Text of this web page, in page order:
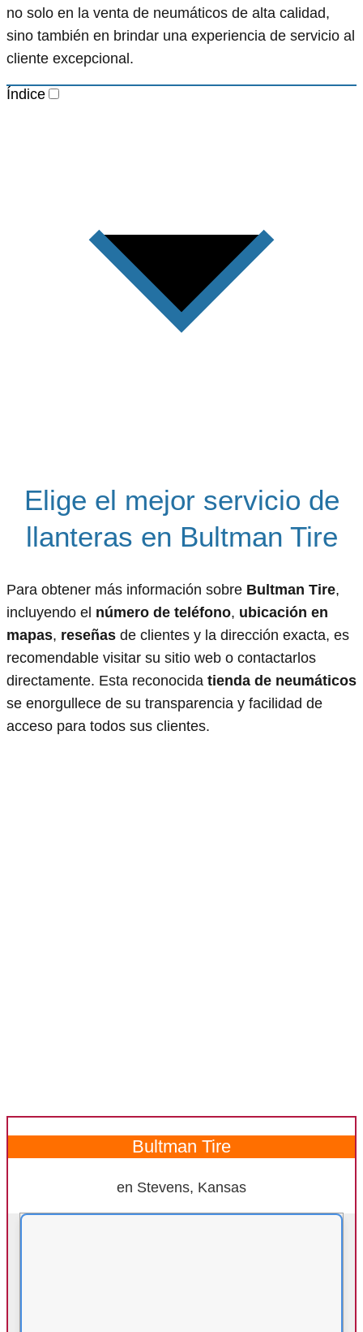
no solo en la venta de neumáticos de alta calidad,
sino también en brindar una experiencia de servicio al
cliente excepcional.
Índice
Elige el mejor servicio de
llanteras en Bultman Tire
Para obtener más información sobre Bultman Tire,
incluyendo el número de teléfono, ubicación en
mapas, reseñas de clientes y la dirección exacta, es
recomendable visitar su sitio web o contactarlos
directamente. Esta reconocida tienda de neumáticos
se enorgullece de su transparencia y facilidad de
acceso para todos sus clientes.
Bultman Tire
en Stevens, Kansas